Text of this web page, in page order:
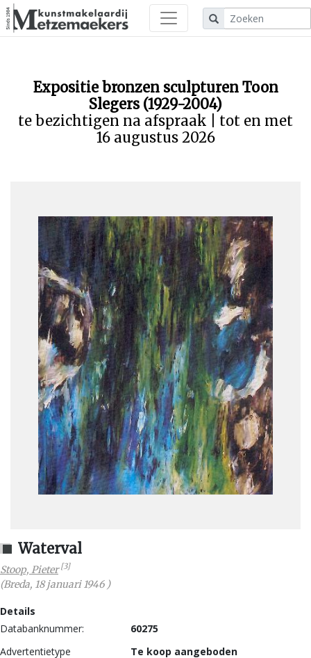
Expositie bronzen sculpturen Toon
Slegers (1929-2004)
te bezichtigen na afspraak | tot en met
16 augustus 2026
Waterval
Stoop, Pieter [3]
(Breda, 18 januari 1946)
Details
Databanknummer:
60275
Advertentietype
Te koop aangeboden